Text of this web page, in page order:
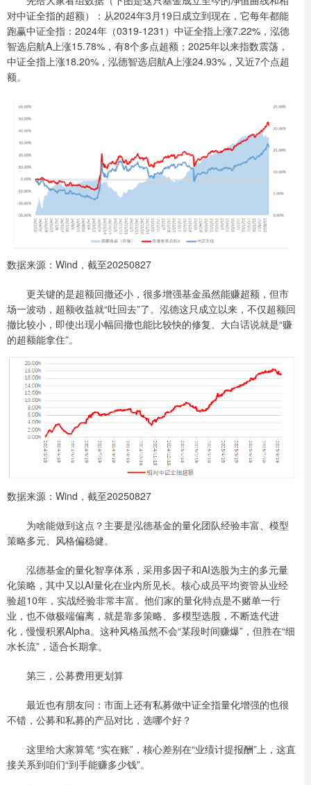
对中证全指的超额）：从2024年3月19日成立到现在，它每年都能
跑赢中证全指：2024年（0319-1231）中证全指上涨7.22%，泓德
智选启航A上涨15.78%，有8个多点超额；2025年以来指数震荡，
中证全指上涨18.20%，泓德智选启航A上涨24.93%，又近7个点超
额。
数据来源：Wind，截至20250827
更关键的是超额回撤还小，很多增强基金虽然能赚超额，但市
场一波动，超额收益就“吐回去”了。泓德这只成立以来，不仅超额回
撤比较小，即使出现小幅回撤也能比较快的修复。大白话说就是“赚
的超额能拿住”。
数据来源：Wind，截至20250827
为啥能做到这点？主要是泓德基金的量化团队经验丰富、模型
策略多元、风格偏稳健。
泓德基金的量化智享体系，采用多因子和AI选股为主的多元量
化策略，其中又以AI量化在业内所见长。核心成员平均资管从业经
验超10年，实战经验非常丰富。他们家的量化特点是不赌单一行
业，也不做极端偏离，就是靠多策略、多模型选股，不断迭代进
化，慢慢积累Alpha。这种风格虽然不会“某段时间赚爆”，但胜在“细
水长流”，适合长期拿。
第三，公募费用更划算
最近也有朋友问：市面上还有私募做中证全指量化增强的也很
不错，公募和私募的产品对比，选哪个好？
这里给大家算笔 “实在账”，核心差别在“业绩计提报酬”上，这直
接关系到咱们“到手能赚多少钱”。